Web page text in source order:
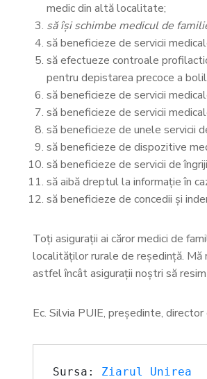
medic din altă localitate;
să îşi schimbe medicul de
să beneficieze de servicii
să efectueze controale
pentru depistarea precoce a
să beneficieze de servicii
să beneficieze de servicii
să beneficieze de unele servicii
să beneficieze de dispozitive
să beneficieze de servicii de
să aibă dreptul la informaţie în
să beneficieze de concedii şi
Toți asigurații ai căror medici de
localităților rurale de reședință. Mă
astfel încât asigurații noștri să
Ec. Silvia PUIE, președinte,
Sursa: Ziarul Unirea